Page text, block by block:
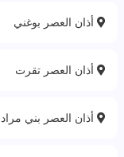
أذان العصر بوغني
أذان العصر تقرت
أذان العصر بني مراد